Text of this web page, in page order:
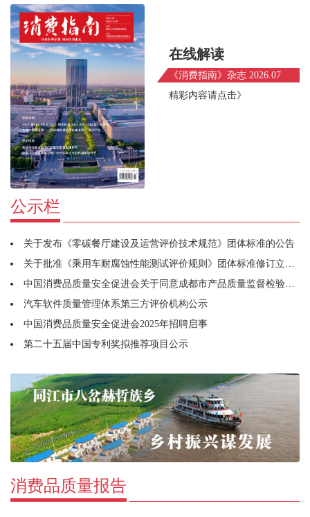
在线解读
《消费指南》杂志 2026.07
精彩内容请点击》
公示栏
关于发布《零碳餐厅建设及运营评价技术规范》团体标准的公告
关于批准《乘用车耐腐蚀性能测试评价规则》团体标准修订立项的通知
中国消费品质量安全促进会关于同意成都市产品质量监督检验研究院牵头筹建宠物用品工作委员会的函
汽车软件质量管理体系第三方评价机构公示
中国消费品质量安全促进会2025年招聘启事
第二十五届中国专利奖拟推荐项目公示
消费品质量报告